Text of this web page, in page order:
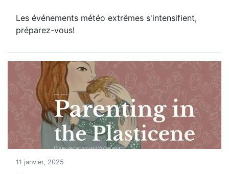
Les événements météo extrêmes s'intensifient,
préparez-vous!
11 janvier, 2025